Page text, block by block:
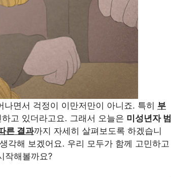
나면서 걱정이 이만저만이 아니죠. 특히 부
고 있더라고요. 그래서 오늘은 미성년자 범
른 결과까지 자세히 살펴보도록 하겠습니
각해 보겠어요. 우리 모두가 함께 고민하고
작해볼까요?